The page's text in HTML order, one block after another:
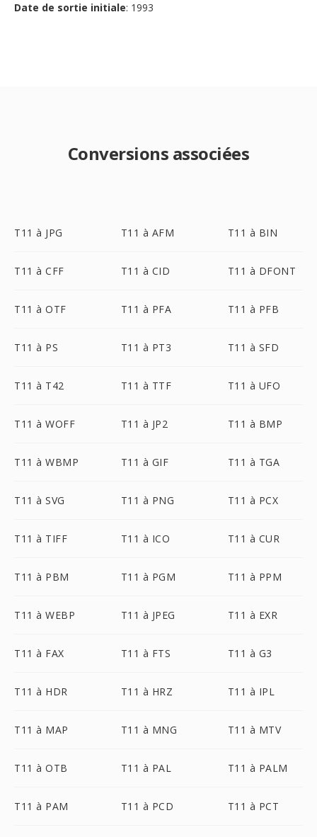
Date de sortie initiale: 1993
Conversions associées
T11 à JPG T11 à AFM T11 à BIN
T11 à CFF T11 à CID T11 à DFONT
T11 à OTF T11 à PFA T11 à PFB
T11 à PS T11 à PT3 T11 à SFD
T11 à T42 T11 à TTF T11 à UFO
T11 à WOFF T11 à JP2 T11 à BMP
T11 à WBMP T11 à GIF T11 à TGA
T11 à SVG T11 à PNG T11 à PCX
T11 à TIFF T11 à ICO T11 à CUR
T11 à PBM T11 à PGM T11 à PPM
T11 à WEBP T11 à JPEG T11 à EXR
T11 à FAX T11 à FTS T11 à G3
T11 à HDR T11 à HRZ T11 à IPL
T11 à MAP T11 à MNG T11 à MTV
T11 à OTB T11 à PAL T11 à PALM
T11 à PAM T11 à PCD T11 à PCT